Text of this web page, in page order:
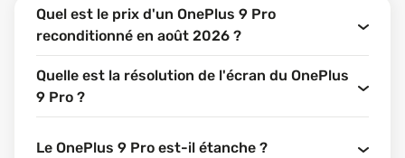
Quel est le prix d'un OnePlus 9 Pro
reconditionné en août 2026 ?
Quelle est la résolution de l'écran du OnePlus
9 Pro ?
Le OnePlus 9 Pro est-il étanche ?